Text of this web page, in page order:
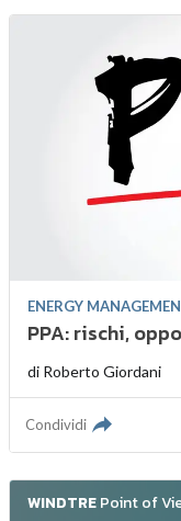
ENERGY
PPA: rischi,
di Roberto Giordani
Condividi
WINDTREPoint of